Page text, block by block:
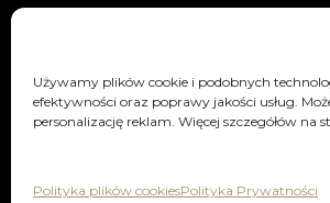
Używamy plików cookie i podobnych
efektywności oraz poprawy jakości usług.
personalizację reklam. Więcej szczegółów na
Polityka plików cookiesPolityka Prywatności